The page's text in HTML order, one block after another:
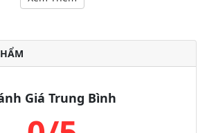
tính năng AI hiện đạir
trước đây và hiện tại đã được tích hợp
toán trí tuệ tiên tiến. Đây là những tính
thông qua giao diện One UI 6.1 vừa
tháng 3 năm 2024.
Giá Trung Bình